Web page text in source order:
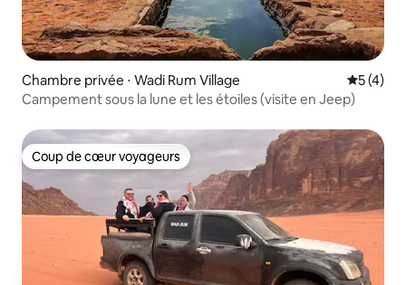
Chambre privée ⋅ Wadi Rum Village
5 (4)
Campement sous la lune et les étoiles (visite en Jeep)
Coup de cœur voyageurs
Coup de cœur voyageurs